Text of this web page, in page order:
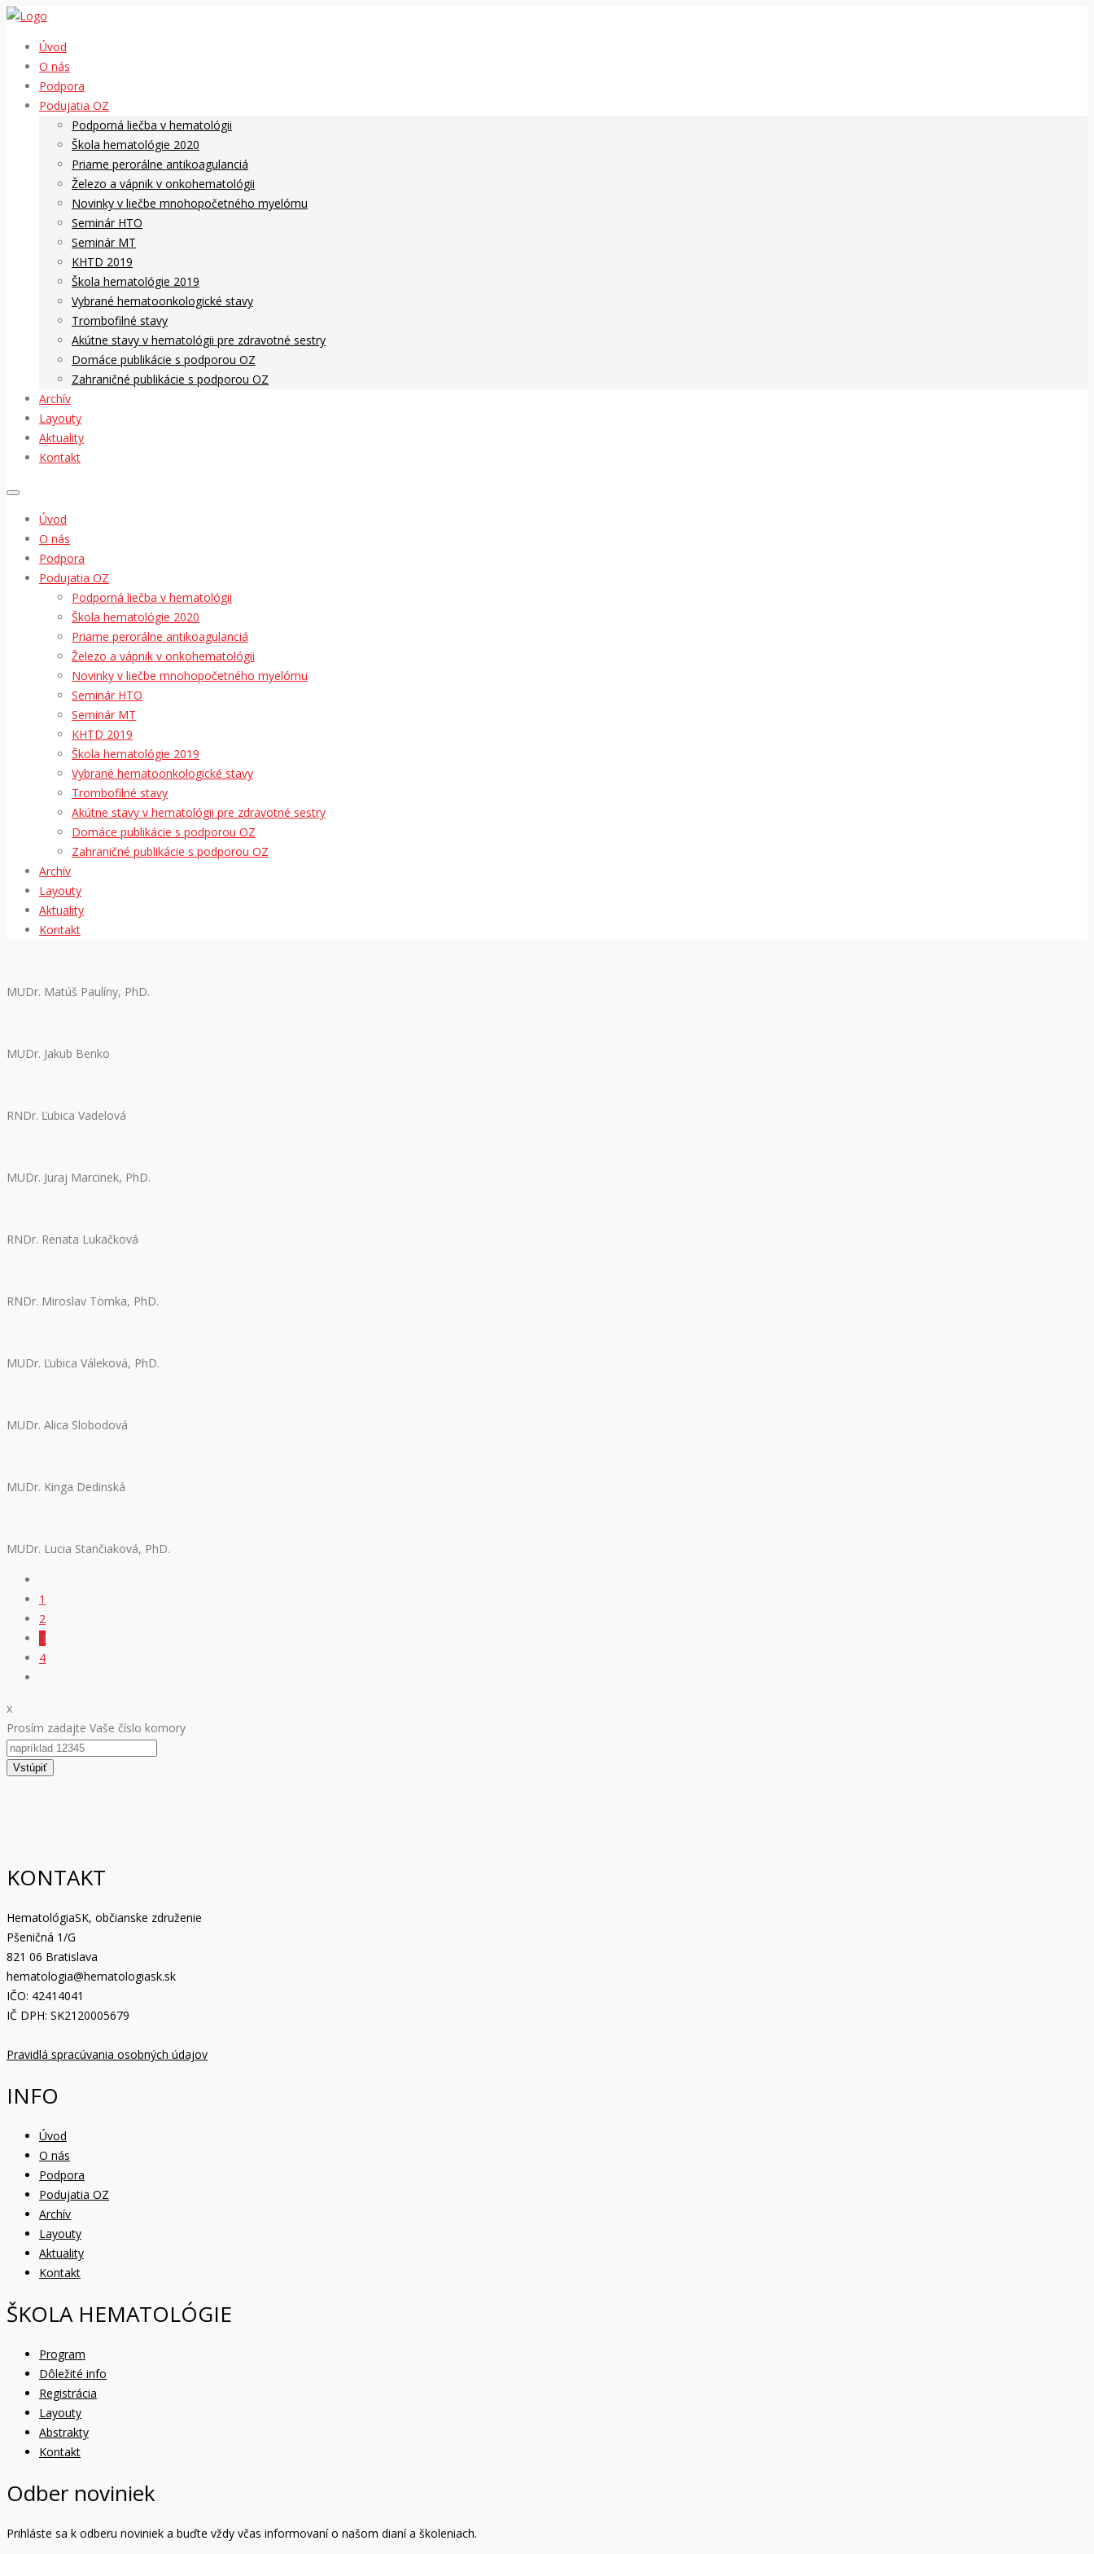
Úvod
O nás
Podpora
Podujatia OZ
Podporná liečba v hematológii
Škola hematológie 2020
Priame perorálne antikoagulanciá
Železo a vápnik v onkohematológii
Novinky v liečbe mnohopočetného myelómu
Seminár HTO
Seminár MT
KHTD 2019
Škola hematológie 2019
Vybrané hematoonkologické stavy
Trombofilné stavy
Akútne stavy v hematológii pre zdravotné sestry
Domáce publikácie s podporou OZ
Zahraničné publikácie s podporou OZ
Archív
Layouty
Aktuality
Kontakt
Úvod
O nás
Podpora
Podujatia OZ
Podporná liečba v hematológii
Škola hematológie 2020
Priame perorálne antikoagulanciá
Železo a vápnik v onkohematológii
Novinky v liečbe mnohopočetného myelómu
Seminár HTO
Seminár MT
KHTD 2019
Škola hematológie 2019
Vybrané hematoonkologické stavy
Trombofilné stavy
Akútne stavy v hematológii pre zdravotné sestry
Domáce publikácie s podporou OZ
Zahraničné publikácie s podporou OZ
Archív
Layouty
Aktuality
Kontakt
MUDr. Matúš Paulíny, PhD.
MUDr. Jakub Benko
RNDr. Ľubica Vadelová
MUDr. Juraj Marcinek, PhD.
RNDr. Renata Lukačková
RNDr. Miroslav Tomka, PhD.
MUDr. Ľubica Váleková, PhD.
MUDr. Alica Slobodová
MUDr. Kinga Dedinská
MUDr. Lucia Stančiaková, PhD.
1
2
3
4
x
Prosím zadajte Vaše číslo komory
KONTAKT
HematológiaSK, občianske združenie
Pšeničná 1/G
821 06 Bratislava
hematologia@hematologiask.sk
IČO: 42414041
IČ DPH: SK2120005679
Pravidlá spracúvania osobných údajov
INFO
Úvod
O nás
Podpora
Podujatia OZ
Archív
Layouty
Aktuality
Kontakt
ŠKOLA HEMATOLÓGIE
Program
Dôležité info
Registrácia
Layouty
Abstrakty
Kontakt
Odber noviniek
Prihláste sa k odberu noviniek a buďte vždy včas informovaní o našom dianí a školeniach.